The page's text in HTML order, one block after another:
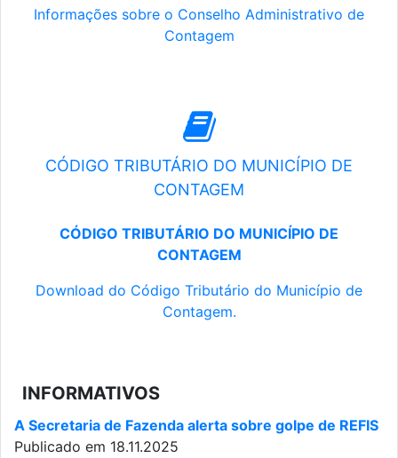
Informações sobre o Conselho Administrativo de
Contagem
CÓDIGO TRIBUTÁRIO DO MUNICÍPIO DE
CONTAGEM
CÓDIGO TRIBUTÁRIO DO MUNICÍPIO DE
CONTAGEM
Download do Código Tributário do Município de
Contagem.
INFORMATIVOS
A Secretaria de Fazenda alerta sobre golpe de REFIS
Publicado em 18.11.2025